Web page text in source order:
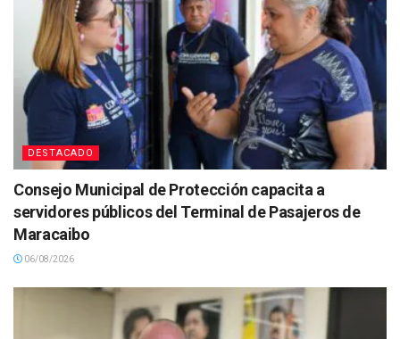
DESTACADO
Consejo Municipal de Protección capacita a
servidores públicos del Terminal de Pasajeros de
Maracaibo
06/08/2026